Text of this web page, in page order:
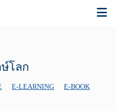
โลก
E-LEARNING E-BOOK